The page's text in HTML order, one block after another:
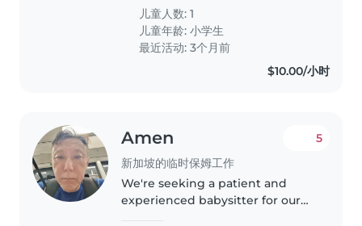
活,很好的家庭生活
儿童人数: 1
儿童年龄:小学生
最近活动: 3个月前
$10.00/小时
Amen
新加坡的临时保姆工作
5
We're seeking a patient and
experienced babysitter for our